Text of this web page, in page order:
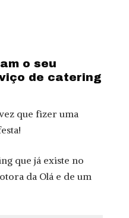
o seu
de catering
que fizer uma
que já existe no
da Olá e de um